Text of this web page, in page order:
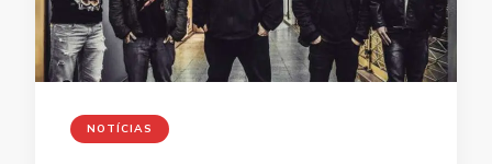
NOTÍCIAS